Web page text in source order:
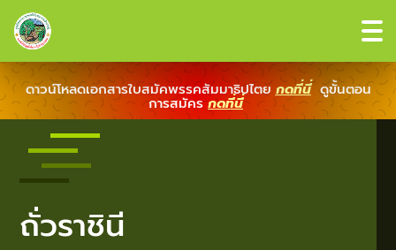
ดาวน์โหลดเอกสารใบสมัคพรรคสัมมาธิปไตย กดที่นี่ ดูขั้นตอน
การสมัครกดที่นี่
ถั่วราชินี